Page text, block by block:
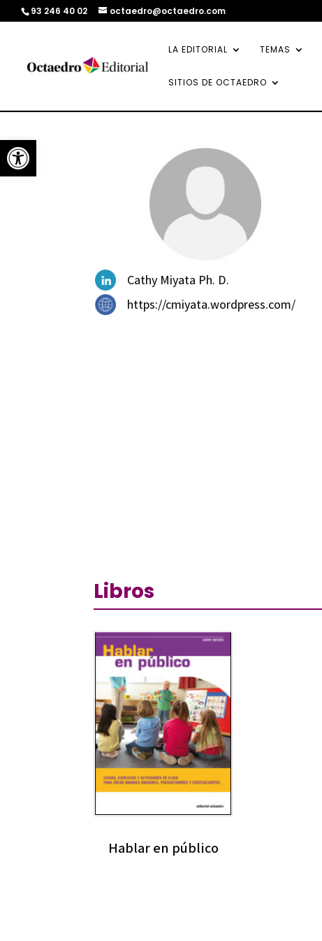
Abrir barra de herramientas
93 246 40 02 octaedro@octaedro.com
LA EDITORIAL TEMAS
SITIOS DE OCTAEDRO
Cathy Miyata Ph. D.
https://cmiyata.wordpress.com/
Libros
Hablar en público